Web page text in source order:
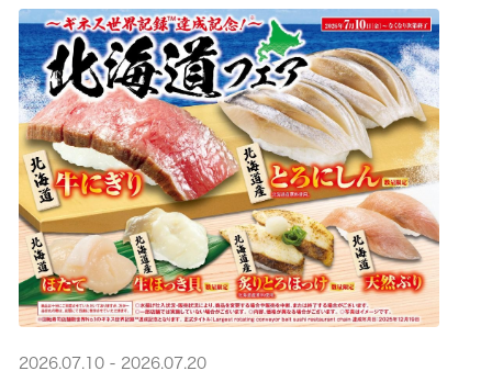
ぜひくら寿司へお越しください！✨
2026.07.10 - 2026.07.20